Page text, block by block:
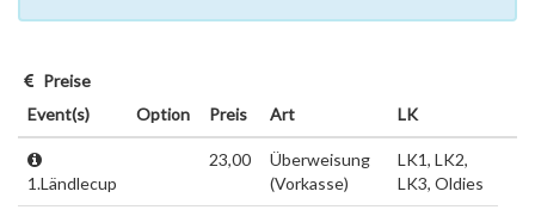
Preise
Event(s)
Option Preis Art LK
1.Ländlecup
23,00
Überweisung
(Vorkasse)
LK1, LK2,
LK3, Oldies